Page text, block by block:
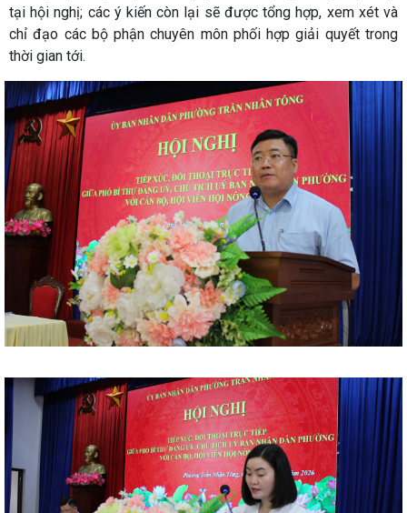
tại hội nghị; các ý kiến còn lại sẽ được tổng hợp, xem xét và
chỉ đạo các bộ phận chuyên môn phối hợp giải quyết trong
thời gian tới.